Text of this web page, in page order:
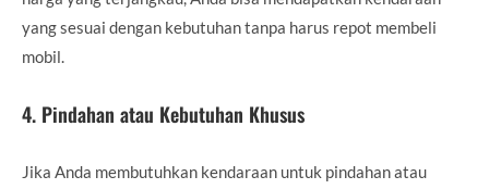
yang sesuai dengan kebutuhan tanpa harus repot membeli
mobil.
4. Pindahan atau Kebutuhan Khusus
Jika Anda membutuhkan kendaraan untuk pindahan atau